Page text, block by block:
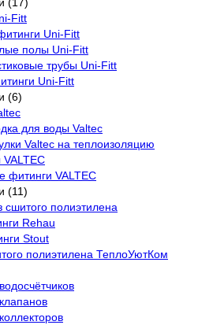
Fitt
Uni-Fitt
полы Uni-Fitt
трубы Uni-Fitt
Uni-Fitt
(6)
для воды Valtec
Valtec на теплоизоляцию
фитинги VALTEC
(11)
полиэтилена
Rehau
Stout
полиэтилена ТеплоУютКом